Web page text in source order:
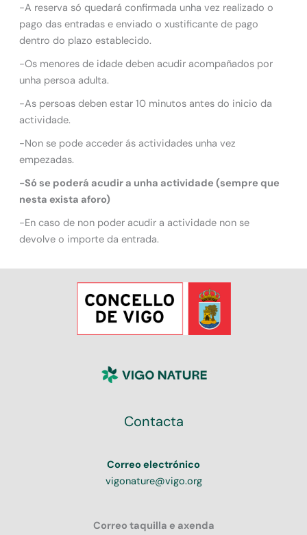
-A reserva só quedará confirmada unha vez realizado o
pago das entradas e enviado o xustificante de pago
dentro do plazo establecido.
-Os menores de idade deben acudir acompañados por
unha persoa adulta.
-As persoas deben estar 10 minutos antes do inicio da
actividade.
-Non se pode acceder ás actividades unha vez
empezadas.
-Só se poderá acudir a unha actividade (sempre que
nesta exista aforo)
-En caso de non poder acudir a actividade non se
devolve o importe da entrada.
Contacta
Correo electrónico
vigonature@vigo.org
Correo taquilla e axenda